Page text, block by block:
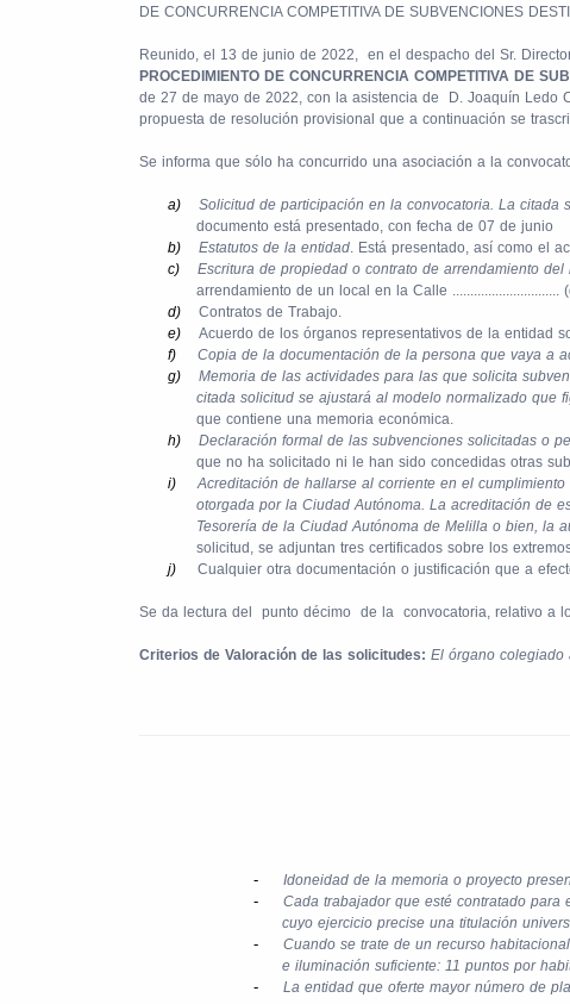
DE CONCURRENCIA COMPETITIVA DE SUBVENCIONES
Reunido, el 13 de junio de 2022, en el despacho del Sr.
PROCEDIMIENTO DE CONCURRENCIA COMPETITIVA DE
de 27 de mayo de 2022, con la asistencia de
D. Joaquín Ledo
propuesta de resolución provisional que a continuación se
Se informa que sólo ha concurrido una asociación a la
a) Solicitud de participación en la convocatoria. La
documento está presentado, con fecha de 07 de junio
b)
Estatutos de la entidad . Está presentado, así como el
c)
Escritura de propiedad o contrato de arrendamiento
arrendamiento de un local en la Calle ..............................
d)
Contratos de Trabajo.
e)
Acuerdo de los órganos representativos de la entidad
f)
Copia de la documentación de la persona que vaya a
g)
Memoria de las actividades para las que solicita
citada solicitud se ajustará al modelo normalizado que
que contiene una memoria económica.
h)
Declaración formal de las subvenciones solicitadas o
que no ha solicitado ni le han sido concedidas otras
i)
Acreditación de hallarse al corriente en el
otorgada por la Ciudad Autónoma. La acreditación de
Tesorería de la Ciudad Autónoma de Melilla o bien, la
solicitud, se adjuntan tres certificados sobre los
j)
Cualquier otra documentación o justificación que a
Se da lectura del punto décimo de la convocatoria, relativo a
Criterios de Valoración de las solicitudes: El órgano colegiado
- Idoneidad de la memoria o proyecto
-
Cada trabajador que esté contratado
cuyo ejercicio precise una titulación
- Cuando se trate de un recurso
e iluminación suficiente: 11 puntos por
- La entidad que oferte mayor número de